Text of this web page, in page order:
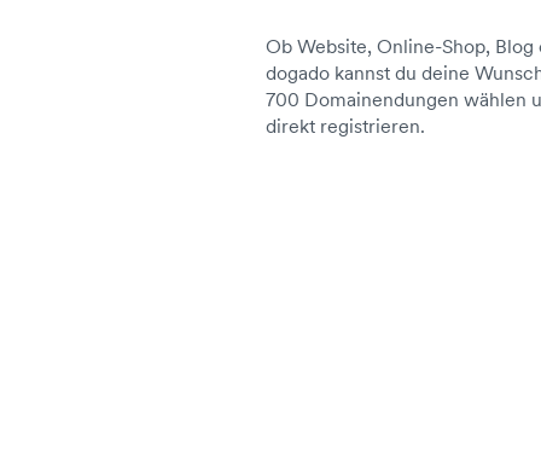
Ob Website, Online-Shop,
dogado kannst du deine
700 Domainendungen wählen
direkt registrieren.